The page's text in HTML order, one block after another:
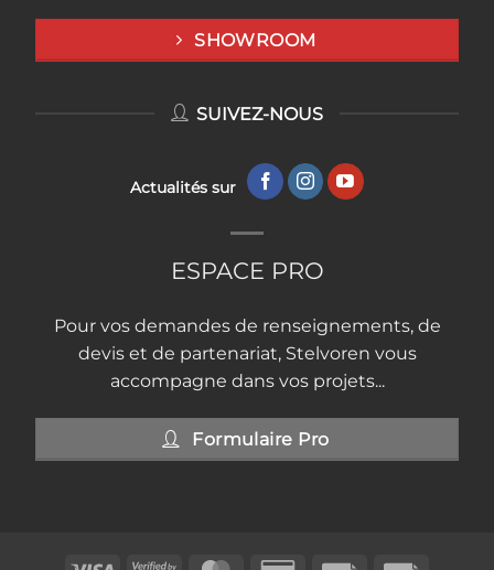
SHOWROOM
SUIVEZ-NOUS
Actualités sur
ESPACE PRO
Pour vos demandes de renseignements, de
devis et de partenariat, Stelvoren vous
accompagne dans vos projets...
Formulaire Pro